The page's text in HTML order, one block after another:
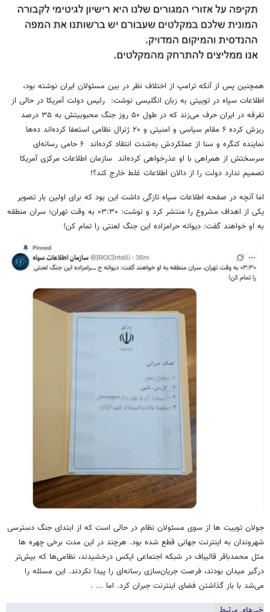
همچنین پس از آنکه ترامپ از اختلاف نظر در بین مسئولان ایران نوشته بود،
اطلاعات سپاه در توییتی به زبان انگلیسی نوشت: رئیس دولت آمریکا در حالی از
تفرقه در ایران حرف می‌زند که در طول ۵۰ روز جنگ محبوبیتش به ۳۵ درصد
ریزش کرده ۶ مقام سیاسی و امنیتی و ۲۰ ژنرال نظامی استعفا کرده‌اند ده‌ها
نماینده کنگره و سنا از عملکردش به‌شدت انتقاد کرده‌اند ۶ حامی رسانه‌ای
سرسختش از همراهی با او عذرخواهی کرده‌اند سازمان اطلاعات مرکزی آمریکا
تصمیم ندارد دولت را از دالان اطلاعات غلط خارج کند؟!
اما آنچه در صفحه اطلاعات سپاه تازگی داشت این بود که برای اولین بار تصویر
یکی از اهداف مشروع را منتشر کرد و نوشت: ۰۳:۳۰ به وقت تهران؛ سران منطقه
به او خواهند گفت: دیوانه حرامزاده این جنگ لعنتی را تمام کن!
جولان توییت ها از سوی مسئولان نظام در حالی است که از ابتدای جنگ دسترسی
شهروندان به اینترنت جهانی قطع شده بود. هرچند در این مدت برخی چهره ها
مثل محمدباقر قالیباف در شبکه اجتماعی ایکس درخشیدند، نظامی‌ها که بیش‌تر
درگیر میدان بودند، فرصت جریان‌سازی رسانه‌ای را پیدا نکردند. این مسئله را
می‌شد با باز گذاشتن فضای اینترنت جبران کرد. اما ... .